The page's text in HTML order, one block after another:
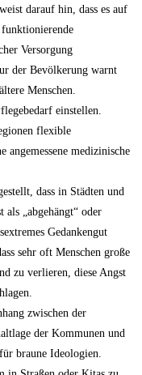
darauf hin, dass es auf
Versorgung
der Bevölkerung warnt
Menschen.
einstellen.
flexible
angemessene medizinische
dass in Städten und
als „abgehängt“ oder
Gedankengut
sehr oft Menschen große
zu verlieren, diese Angst
zwischen der
der Kommunen und
braune Ideologien.